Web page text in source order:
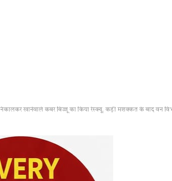
खानेवाले कबर बिज्जू का किया रेस्क्यू, कड़ी मशक्कत के बाद वन